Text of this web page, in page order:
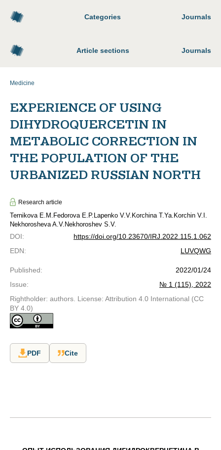
Categories Journals
Article sections Journals
Medicine
EXPERIENCE OF USING
DIHYDROQUERCETIN IN
METABOLIC CORRECTION IN
THE POPULATION OF THE
URBANIZED RUSSIAN NORTH
Research article
Ternikova E.M. Fedorova E.P. Lapenko V.V. Korchina T.Ya. Korchin V.I.
Nekhorosheva A.V. Nekhoroshev S.V.
DOI:
https://doi.org/10.23670/IRJ.2022.115.1.062
EDN: LUVQWG
Published:
2022/01/24
Issue:
№ 1 (115), 2022
Rightholder: authors. License: Attribution 4.0 International (CC
BY 4.0)
PDF Cite